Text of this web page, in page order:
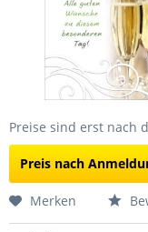
Preise sind erst nach
Preis nach
Merken